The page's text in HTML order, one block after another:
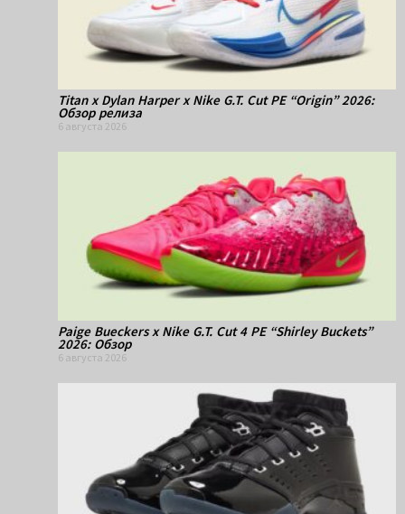
Titan x Dylan Harper x Nike G.T. Cut PE “Origin” 2026:
Обзор релиза
6 августа 2026
Paige Bueckers x Nike G.T. Cut 4 PE “Shirley Buckets”
2026: Обзор
6 августа 2026